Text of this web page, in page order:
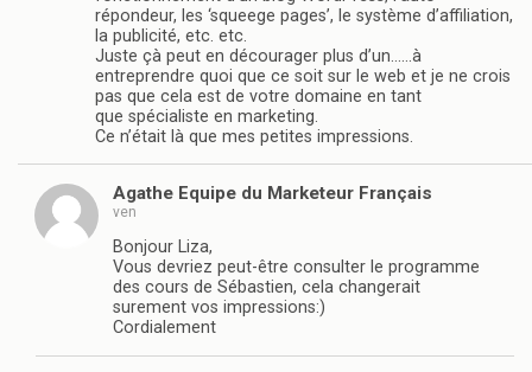
répondeur, les ‘squeege pages’, le système d’affiliation,
la publicité, etc. etc.
Juste çà peut en décourager plus d’un……à
entreprendre quoi que ce soit sur le web et je ne crois
pas que cela est de votre domaine en tant
que spécialiste en marketing.
Ce n’était là que mes petites impressions.
Agathe Equipe du Marketeur Français
ven
Bonjour Liza,
Vous devriez peut-être consulter le programme
des cours de Sébastien, cela changerait
surement vos impressions:)
Cordialement